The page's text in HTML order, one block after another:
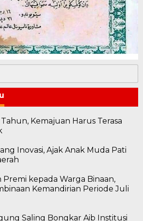
Kemajuan Harus Terasa
Inovasi, Ajak Anak Muda Pati
Premi kepada Warga Binaan,
Kemandirian Periode Juli
Saling Bongkar Aib Institusi